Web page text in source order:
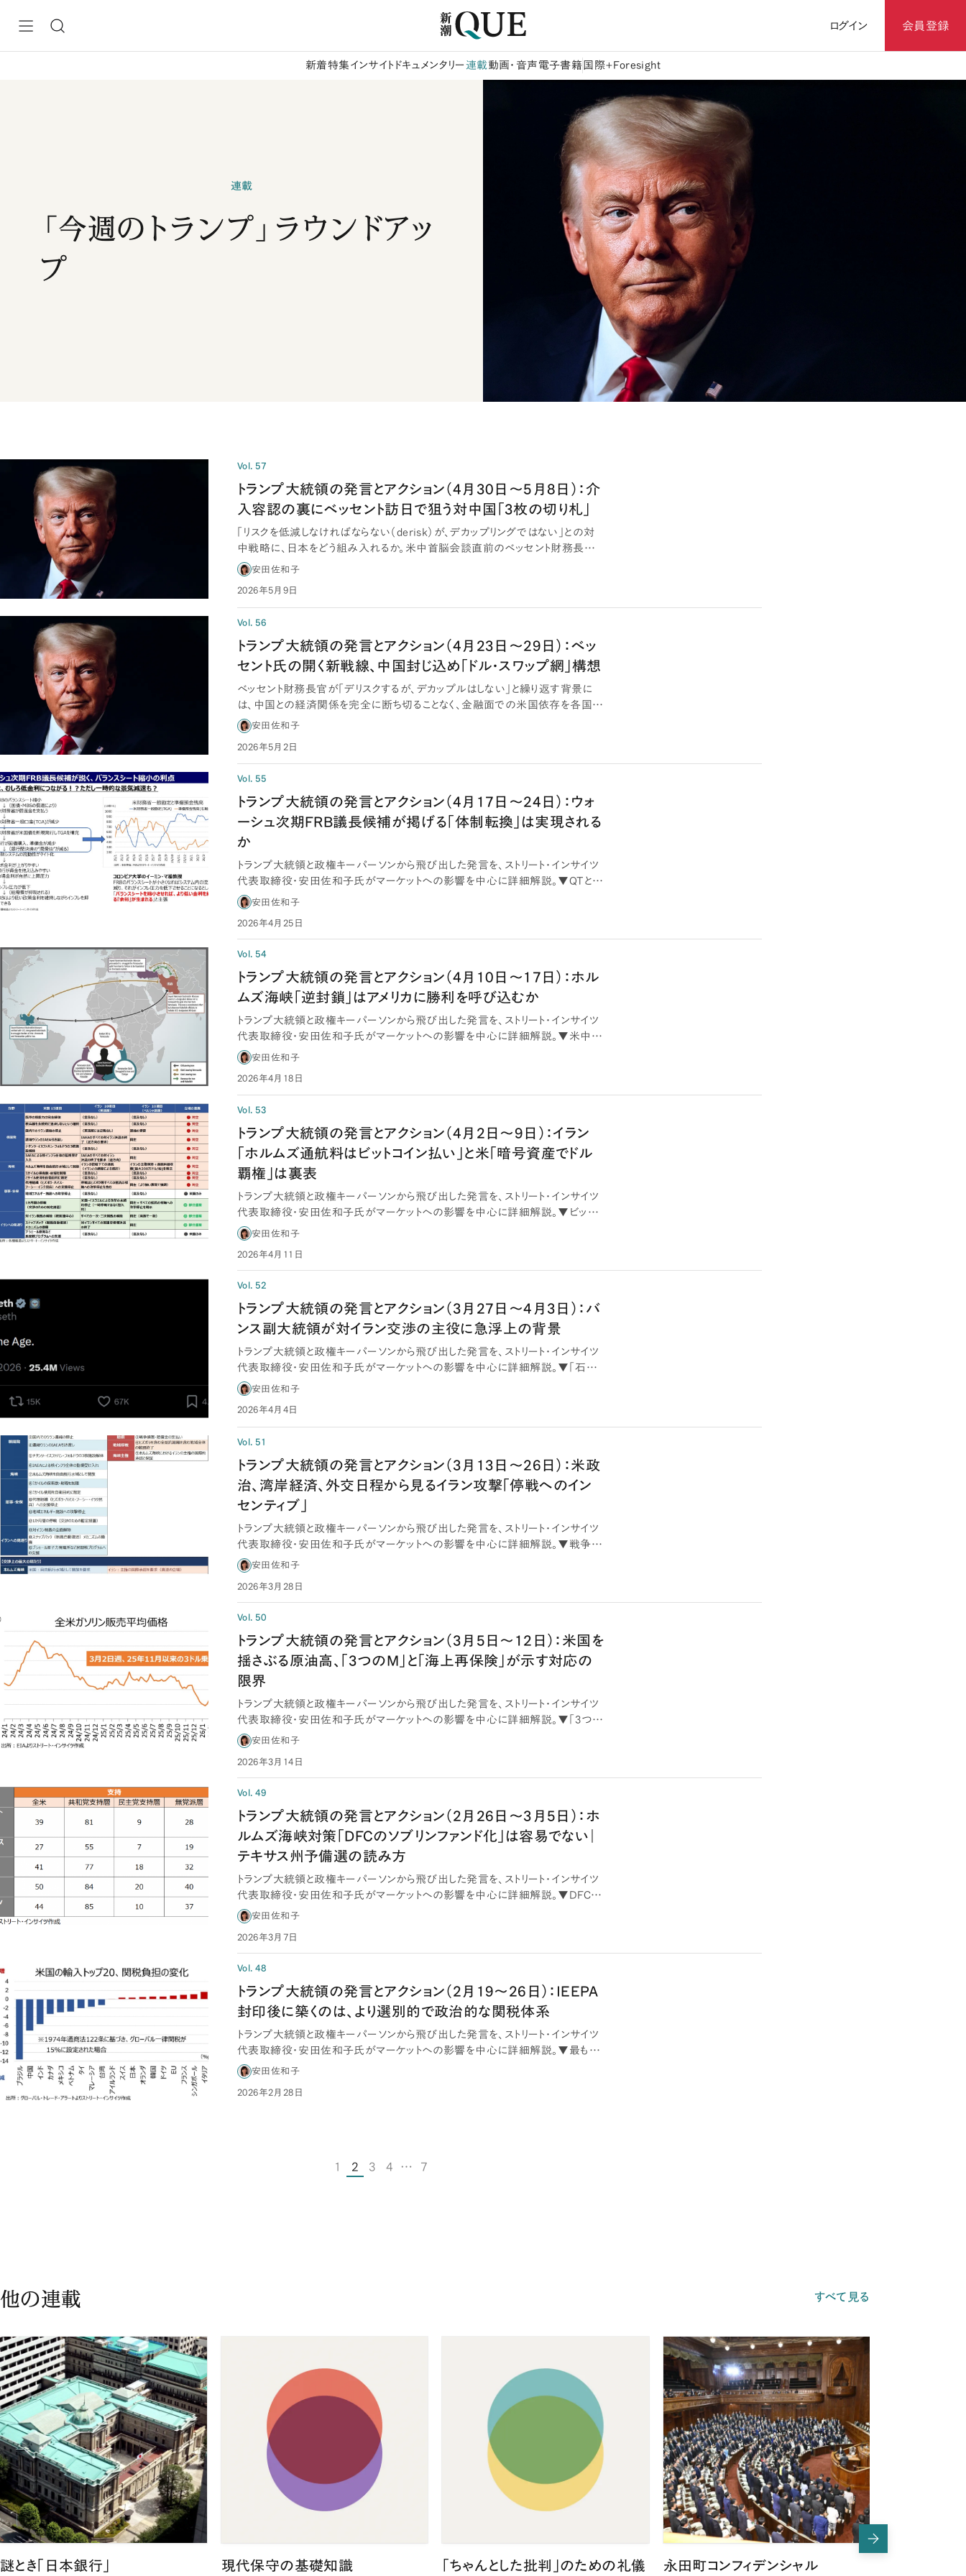
ログイン 会員登録
新着特集 インサイト ドキュメンタリー 連載動画・音声 電子書籍 国際+Foresight
連載
「今週のトランプ」ラウンドアッ
プ
Vol. 57
トランプ大統領の発言とアクション（4月30日～5月8日）：介
入容認の裏にベッセント訪日で狙う対中国「3枚の切り札」
「リスクを低減しなければならない（derisk）が、デカップリングではない」との対
中戦略に、日本をどう組み入れるか。米中首脳会談直前のベッセント財務長官
訪日は、…
安田佐和子
2026年5月9日
Vol. 56
トランプ大統領の発言とアクション（4月23日～29日）：ベッ
セント氏の開く新戦線、中国封じ込め「ドル・スワップ網」構想
ベッセント財務長官が「デリスクするが、デカップルはしない」と繰り返す背景に
は、中国との経済関係を完全に断ち切ることなく、金融面での米国依存を各国に
維持させるとい…
安田佐和子
2026年5月2日
Vol. 55
トランプ大統領の発言とアクション（4月17日～24日）：ウォ
ーシュ次期FRB議長候補が掲げる「体制転換」は実現される
か
トランプ大統領と政権キーパーソンから飛び出した発言を、ストリート・インサイツ
代表取締役・安田佐和子氏がマーケットへの影響を中心に詳細解説。▼QTと低
金利を両立…
安田佐和子
2026年4月25日
Vol. 54
トランプ大統領の発言とアクション（4月10日～17日）：ホル
ムズ海峡「逆封鎖」はアメリカに勝利を呼び込むか
トランプ大統領と政権キーパーソンから飛び出した発言を、ストリート・インサイツ
代表取締役・安田佐和子氏がマーケットへの影響を中心に詳細解説。▼米中央
軍が約15年…
安田佐和子
2026年4月18日
Vol. 53
トランプ大統領の発言とアクション（4月2日～9日）：イラン
「ホルムズ通航料はビットコイン払い」と米「暗号資産でドル
覇権」は裏表
トランプ大統領と政権キーパーソンから飛び出した発言を、ストリート・インサイツ
代表取締役・安田佐和子氏がマーケットへの影響を中心に詳細解説。▼ビットコ
インは凍結…
安田佐和子
2026年4月11日
Vol. 52
トランプ大統領の発言とアクション（3月27日～4月3日）：バ
ンス副大統領が対イラン交渉の主役に急浮上の背景
トランプ大統領と政権キーパーソンから飛び出した発言を、ストリート・インサイツ
代表取締役・安田佐和子氏がマーケットへの影響を中心に詳細解説。▼「石器
時代に引き戻…
安田佐和子
2026年4月4日
Vol. 51
トランプ大統領の発言とアクション（3月13日～26日）：米政
治、湾岸経済、外交日程から見るイラン攻撃「停戦へのイン
センティブ」
トランプ大統領と政権キーパーソンから飛び出した発言を、ストリート・インサイツ
代表取締役・安田佐和子氏がマーケットへの影響を中心に詳細解説。▼戦争権
限法の「60…
安田佐和子
2026年3月28日
Vol. 50
トランプ大統領の発言とアクション（3月5日～12日）：米国を
揺さぶる原油高、「3つのM」と「海上再保険」が示す対応の
限界
トランプ大統領と政権キーパーソンから飛び出した発言を、ストリート・インサイツ
代表取締役・安田佐和子氏がマーケットへの影響を中心に詳細解説。▼「3つの
M」と原油…
安田佐和子
2026年3月14日
Vol. 49
トランプ大統領の発言とアクション（2月26日～3月5日）：ホ
ルムズ海峡対策「DFCのソブリンファンド化」は容易でない｜
テキサス州予備選の読み方
トランプ大統領と政権キーパーソンから飛び出した発言を、ストリート・インサイツ
代表取締役・安田佐和子氏がマーケットへの影響を中心に詳細解説。▼DFCに
期待される…
安田佐和子
2026年3月7日
Vol. 48
トランプ大統領の発言とアクション（2月19～26日）：IEEPA
封印後に築くのは、より選別的で政治的な関税体系
トランプ大統領と政権キーパーソンから飛び出した発言を、ストリート・インサイツ
代表取締役・安田佐和子氏がマーケットへの影響を中心に詳細解説。▼最も影
響を受ける国…
安田佐和子
2026年2月28日
1 2 3 4 … 7
他の連載 すべて見る
謎とき「日本銀行」 現代保守の基礎知識 「ちゃんとした批判」のための礼儀 永田町コンフィデンシャル